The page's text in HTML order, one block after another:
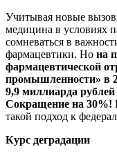
Учитывая новые
медицина в условиях
сомневаться в
фармацевтики. Но на
фармацевтической
промышленности» в
9,9 миллиарда
Сокращение на 30%!
такой подход к
Курс деградации